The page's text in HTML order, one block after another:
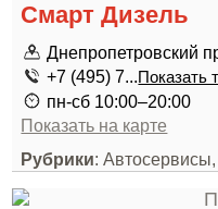
Смарт Дизель
Днепропетровский
+7 (495) 7...Показать
пн-сб 10:00–20:00
Показать на карте
Рубрики: